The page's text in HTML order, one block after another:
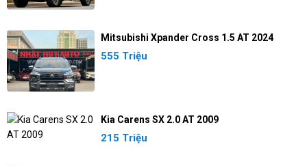
Mitsubishi Xpander Cross 1.5 AT 2024
555 Triệu
Kia Carens SX 2.0 AT 2009
215 Triệu